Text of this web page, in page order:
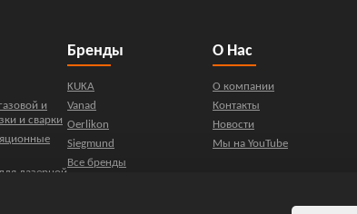
и
и сварки
лазерной
Бренды
KUKA
Vanad
Oerlikon
Siegmund
Все бренды
О Нас
О компании
Контакты
Новости
Мы на YouTube